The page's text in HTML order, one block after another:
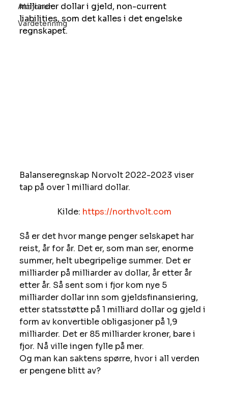
Aksjoner
Vardetenning
milliarder dollar i gjeld, non-current
liabilities, som det kalles i det engelske
regnskapet.
Balanseregnskap Norvolt 2022-2023 viser
tap på over 1 milliard dollar.
Kilde: https://northvolt.com
Så er det hvor mange penger selskapet har
reist, år for år. Det er, som man ser, enorme
summer, helt ubegripelige summer. Det er
milliarder på milliarder av dollar, år etter år
etter år. Så sent som i fjor kom nye 5
milliarder dollar inn som gjeldsfinansiering,
etter statsstøtte på 1 milliard dollar og gjeld i
form av konvertible obligasjoner på 1,9
milliarder. Det er 85 milliarder kroner, bare i
fjor. Nå ville ingen fylle på mer.
Og man kan saktens spørre, hvor i all verden
er pengene blitt av?